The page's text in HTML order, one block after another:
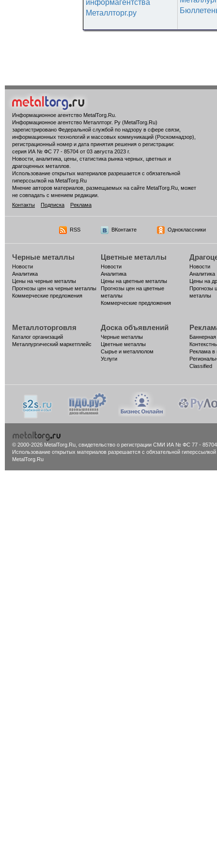
информагентства
Металлторг.ру
Информационное агентство MetalTorg.Ru
Информационное агентство Металлторг. Ру (MetalTorg.Ru)
зарегистрировано Федеральной службой по надзору в сфере связи,
информационных технологий и массовых коммуникаций (Роскомнадзор),
регистрационный номер и дата принятия решения о регистрации:
серия ИА № ФС 77 - 85704 от 03 августа 2023 г.
Новости, аналитика, цены, статистика рынка черных, цветных и
драгоценных металлов.
Использование открытых материалов разрешается с обязательной
гиперссылкой на MetalTorg.Ru
Мнение авторов материалов, размещаемых на сайте MetalTorg.Ru, может
не совпадать с мнением редакции.
Контакты
Подписка Реклама
RSS ВКонтакте Одноклассники
Черные металлы
Новости
Аналитика
Цены на черные металлы
Прогнозы цен на черные металлы
Коммерческие предложения
Цветные металлы
Новости
Аналитика
Цены на цветные металлы
Прогнозы цен на цветные
металлы
Коммерческие предложения
Новости
Аналитика
Цены на
Прогнозы
металлы
Металлоторговля
Каталог организаций
Металлургический маркетплейс
Доска объявлений
Черные металлы
Цветные металлы
Сырье и металлолом
Услуги
Реклама в
Classified
© 2000-2026 MetalTorg.Ru, cвидетельство о регистрации СМИ ИА № ФС 77 - 85704
Использование открытых материалов разрешается с обязательной гиперссылкой
MetalTorg.Ru